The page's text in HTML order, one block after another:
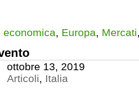
economica, Europa, Mercati
ottobre 13, 2019
Articoli, Italia